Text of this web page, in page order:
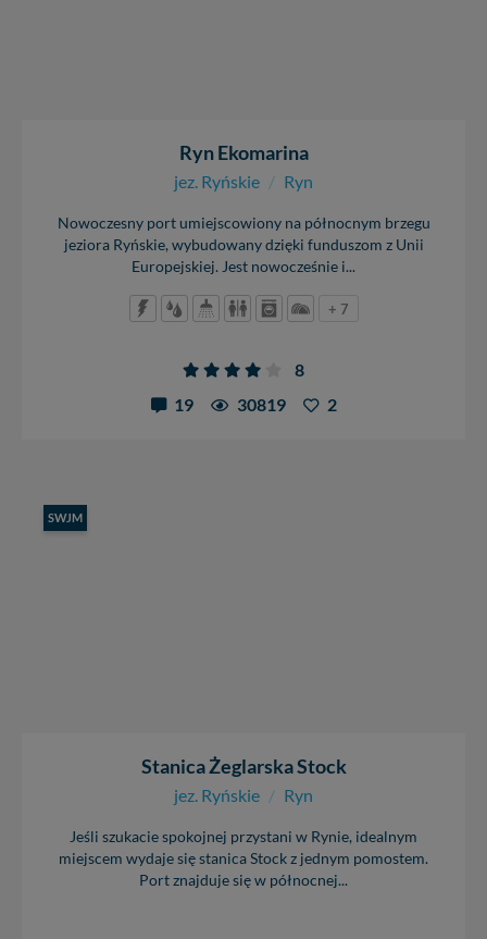
Ryn Ekomarina
jez. Ryńskie / Ryn
Nowoczesny port umiejscowiony na północnym brzegu
jeziora Ryńskie, wybudowany dzięki funduszom z Unii
Europejskiej. Jest nowocześnie i...
+ 7
8
19
30819 2
SWJM
Stanica Żeglarska Stock
jez. Ryńskie / Ryn
Jeśli szukacie spokojnej przystani w Rynie, idealnym
miejscem wydaje się stanica Stock z jednym pomostem.
Port znajduje się w północnej...